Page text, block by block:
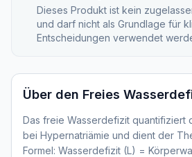
Dieses Produkt ist kein
und darf nicht als Grundlage für
Entscheidungen verwendet
Über den Freies
Das freie Wasserdefizit quantifiziert
bei Hypernatriämie und dient der
Formel: Wasserdefizit (L) =